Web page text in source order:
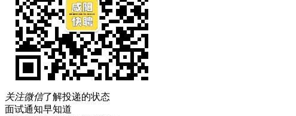
关注微信了解投递的状态
面试通知早知道